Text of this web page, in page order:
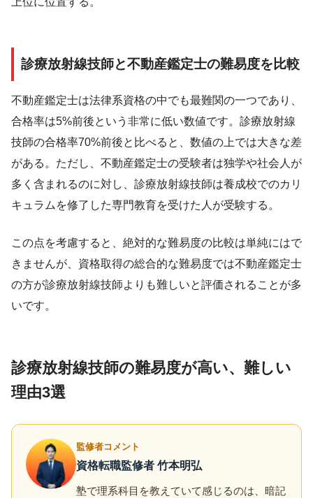
診療放射線技師と不動産鑑定士の難易度を比較
不動産鑑定士は法律系資格の中でも最難関の一つであり、
合格率は5%前後という非常に低い数値です。診療放射線
技師の合格率70%前後と比べると、数値の上では大きな差
がある。ただし、不動産鑑定士の受験者は独学や社会人が
多く含まれるのに対し、診療放射線技師は養成校でのカリ
キュラムを修了した専門教育を受けた人が受験する。
この点を考慮すると、絶対的な難易度の比較は単純にはで
きませんが、資格取得の総合的な難易度では不動産鑑定士
の方が診療放射線技師よりも難しいと評価されることが多
いです。
診療放射線技師の難易度が高い、難しい
理由3選
監修者コメント
資格転職監修者 竹本明弘
塾で理系科目を教えていて感じるのは、暗記